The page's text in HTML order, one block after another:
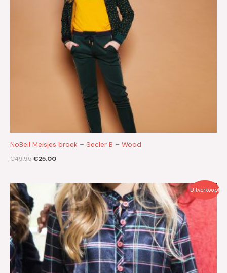
NoBell Meisjes broek – Secler B – Wood
€49.95€25.00
Uitverkoop!
Oorspronkelijke
was:
€44.95.
Huidige
prijs
is:
€22.50.